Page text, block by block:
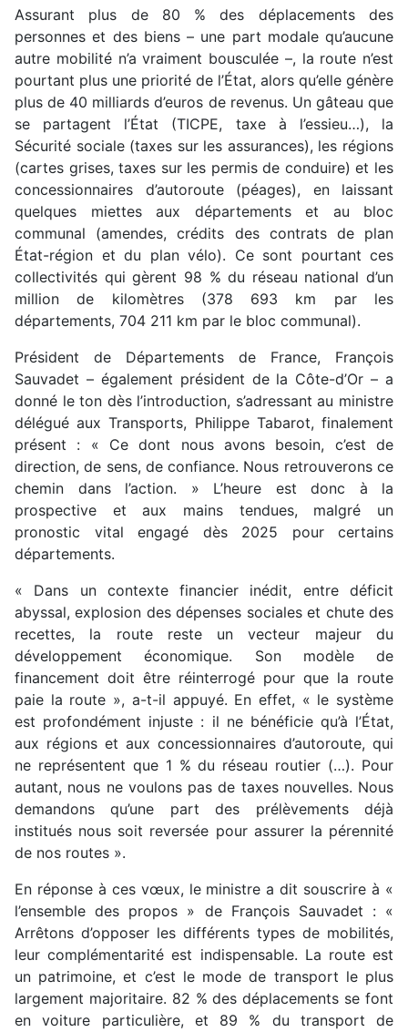
Assurant plus de 80 % des déplacements des
personnes et des biens – une part modale qu’aucune
autre mobilité n’a vraiment bousculée –, la route n’est
pourtant plus une priorité de l’État, alors qu’elle génère
plus de 40 milliards d’euros de revenus. Un gâteau que
se partagent l’État (TICPE, taxe à l’essieu…), la
Sécurité sociale (taxes sur les assurances), les régions
(cartes grises, taxes sur les permis de conduire) et les
concessionnaires d’autoroute (péages), en laissant
quelques miettes aux départements et au bloc
communal (amendes, crédits des contrats de plan
État-région et du plan vélo). Ce sont pourtant ces
collectivités qui gèrent 98 % du réseau national d’un
million de kilomètres (378 693 km par les
départements, 704 211 km par le bloc communal).
Président de Départements de France, François
Sauvadet – également président de la Côte-d’Or – a
donné le ton dès l’introduction, s’adressant au ministre
délégué aux Transports, Philippe Tabarot, finalement
présent : « Ce dont nous avons besoin, c’est de
direction, de sens, de confiance. Nous retrouverons ce
chemin dans l’action. » L’heure est donc à la
prospective et aux mains tendues, malgré un
pronostic vital engagé dès 2025 pour certains
départements.
« Dans un contexte financier inédit, entre déficit
abyssal, explosion des dépenses sociales et chute des
recettes, la route reste un vecteur majeur du
développement économique. Son modèle de
financement doit être réinterrogé pour que la route
paie la route », a-t-il appuyé. En effet, « le système
est profondément injuste : il ne bénéficie qu’à l’État,
aux régions et aux concessionnaires d’autoroute, qui
ne représentent que 1 % du réseau routier (…). Pour
autant, nous ne voulons pas de taxes nouvelles. Nous
demandons qu’une part des prélèvements déjà
institués nous soit reversée pour assurer la pérennité
de nos routes ».
En réponse à ces vœux, le ministre a dit souscrire à «
l’ensemble des propos » de François Sauvadet : «
Arrêtons d’opposer les différents types de mobilités,
leur complémentarité est indispensable. La route est
un patrimoine, et c’est le mode de transport le plus
largement majoritaire. 82 % des déplacements se font
en voiture particulière, et 89 % du transport de